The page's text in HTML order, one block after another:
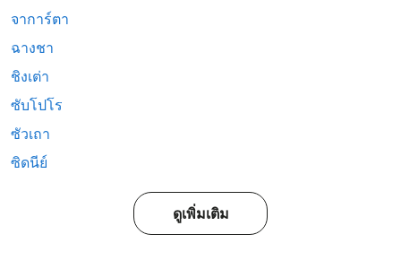
จาการ์ตา
ฉางชา
ชิงเต่า
ซับโปโร
ซัวเถา
ซิดนีย์
ดูเพิ่มเติม